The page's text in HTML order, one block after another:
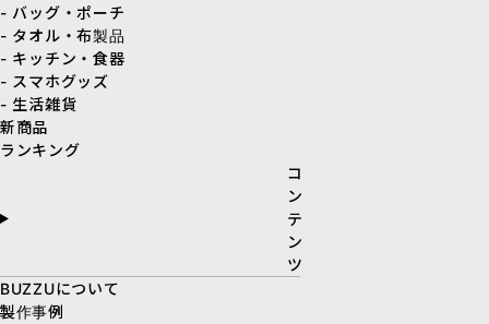
- バッグ・ポーチ
- タオル・布製品
- キッチン・食器
- スマホグッズ
- 生活雑貨
新商品
ランキング
コ
ン
テ
ン
ツ
BUZZUについて
製作事例